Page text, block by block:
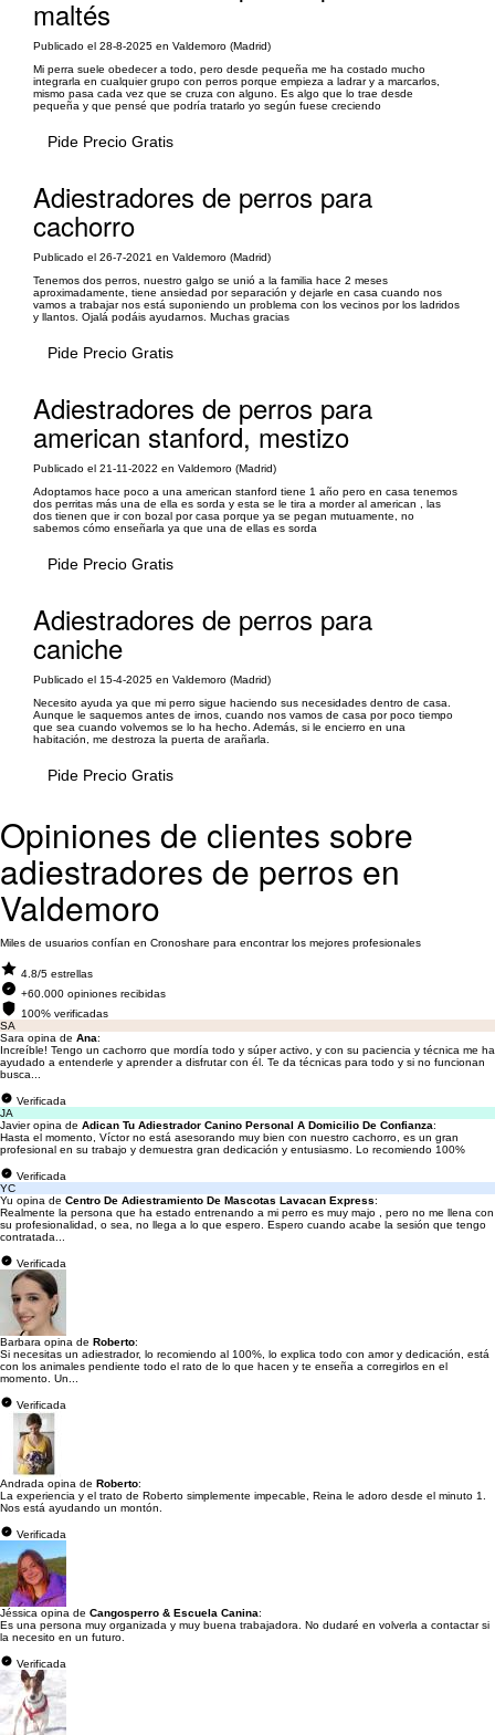
maltés
Publicado el 28-8-2025 en Valdemoro (Madrid)
Mi perra suele obedecer a todo, pero desde pequeña me ha costado mucho
integrarla en cualquier grupo con perros porque empieza a ladrar y a marcarlos,
mismo pasa cada vez que se cruza con alguno. Es algo que lo trae desde
pequeña y que pensé que podría tratarlo yo según fuese creciendo
Pide Precio Gratis
Adiestradores de perros para
cachorro
Publicado el 26-7-2021 en Valdemoro (Madrid)
Tenemos dos perros, nuestro galgo se unió a la familia hace 2 meses
aproximadamente, tiene ansiedad por separación y dejarle en casa cuando nos
vamos a trabajar nos está suponiendo un problema con los vecinos por los ladridos
y llantos. Ojalá podáis ayudarnos. Muchas gracias
Pide Precio Gratis
Adiestradores de perros para
american stanford, mestizo
Publicado el 21-11-2022 en Valdemoro (Madrid)
Adoptamos hace poco a una american stanford tiene 1 año pero en casa tenemos
dos perritas más una de ella es sorda y esta se le tira a morder al american , las
dos tienen que ir con bozal por casa porque ya se pegan mutuamente, no
sabemos cómo enseñarla ya que una de ellas es sorda
Pide Precio Gratis
Adiestradores de perros para
caniche
Publicado el 15-4-2025 en Valdemoro (Madrid)
Necesito ayuda ya que mi perro sigue haciendo sus necesidades dentro de casa.
Aunque le saquemos antes de irnos, cuando nos vamos de casa por poco tiempo
que sea cuando volvemos se lo ha hecho. Además, si le encierro en una
habitación, me destroza la puerta de arañarla.
Pide Precio Gratis
Opiniones de clientes sobre
adiestradores de perros en
Valdemoro
Miles de usuarios confían en Cronoshare para encontrar los mejores profesionales
4.8/5 estrellas
+60.000 opiniones recibidas
100% verificadas
SA
Sara opina de Ana:
Increíble! Tengo un cachorro que mordía todo y súper activo, y con su paciencia y técnica me ha
ayudado a entenderle y aprender a disfrutar con él. Te da técnicas para todo y si no funcionan
busca...
Verificada
JA
Javier opina de Adican Tu Adiestrador Canino Personal A Domicilio De Confianza:
Hasta el momento, Víctor no está asesorando muy bien con nuestro cachorro, es un gran
profesional en su trabajo y demuestra gran dedicación y entusiasmo. Lo recomiendo 100%
Verificada
YC
Yu opina de Centro De Adiestramiento De Mascotas Lavacan Express:
Realmente la persona que ha estado entrenando a mi perro es muy majo , pero no me llena con
su profesionalidad, o sea, no llega a lo que espero. Espero cuando acabe la sesión que tengo
contratada...
Verificada
Barbara opina de Roberto:
Si necesitas un adiestrador, lo recomiendo al 100%, lo explica todo con amor y dedicación, está
con los animales pendiente todo el rato de lo que hacen y te enseña a corregirlos en el
momento. Un...
Verificada
Andrada opina de Roberto:
La experiencia y el trato de Roberto simplemente impecable, Reina le adoro desde el minuto 1.
Nos está ayudando un montón.
Verificada
Jéssica opina de Cangosperro & Escuela Canina:
Es una persona muy organizada y muy buena trabajadora. No dudaré en volverla a contactar si
la necesito en un futuro.
Verificada